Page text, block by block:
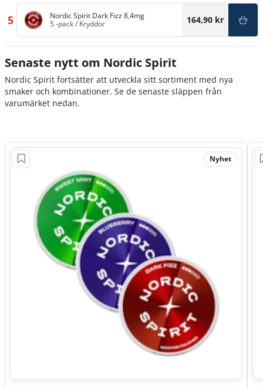
5
Nordic Spirit Dark Fizz 8,4mg
5 -pack/ Kryddor 164,90 kr
Senaste nytt om Nordic Spirit
Nordic Spirit fortsätter att utveckla sitt sortiment med nya
smaker och kombinationer. Se de senaste släppen från
varumärket nedan.
Nyhet